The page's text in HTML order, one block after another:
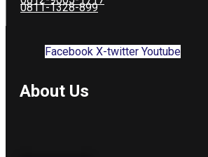
0811-1328-899
Facebook X-twitter Youtube
About Us